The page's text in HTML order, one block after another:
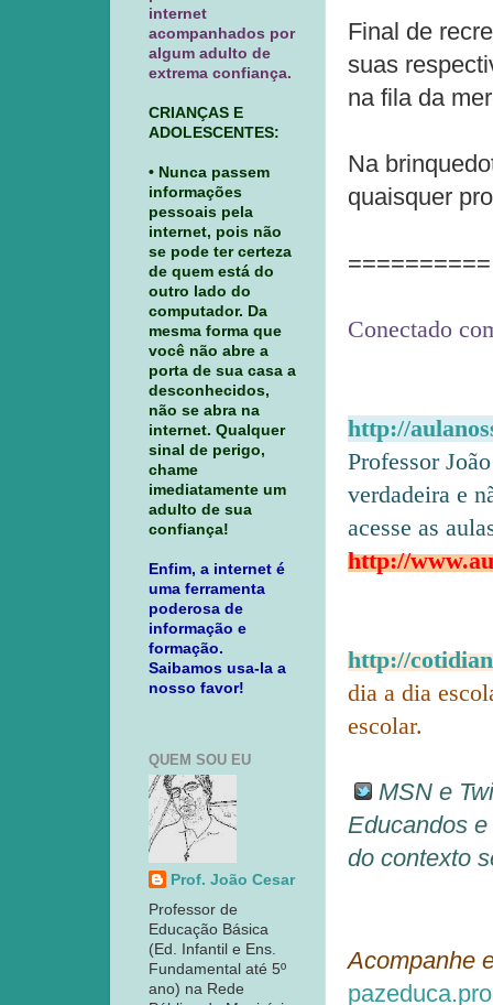
Final de
suas
na fila da
Na
quaisquer
==========
Conectado
http://
Professor
verdadeira e
acesse as
http://
http://
dia a dia
escolar.
MSN e
Educandos
do contexto
Acompanhe
internet
acompanhados por
algum adulto de
extrema confiança.
CRIANÇAS E
ADOLESCENTES:
• Nunca passem
informações
pessoais pela
internet, pois não
se pode ter certeza
de quem está do
outro lado do
computador. Da
mesma forma que
você não abre a
porta de sua casa a
desconhecidos,
não se abra na
internet. Qualquer
sinal de perigo,
chame
imediatamente um
adulto de sua
confiança!
Enfim, a internet é
uma ferramenta
poderosa de
informação e
formação.
Saibamos usa-la a
nosso favor!
QUEM SOU EU
Prof. João Cesar
Professor de
Educação Básica
(Ed. Infantil e Ens.
Fundamental até 5º
ano) na Rede